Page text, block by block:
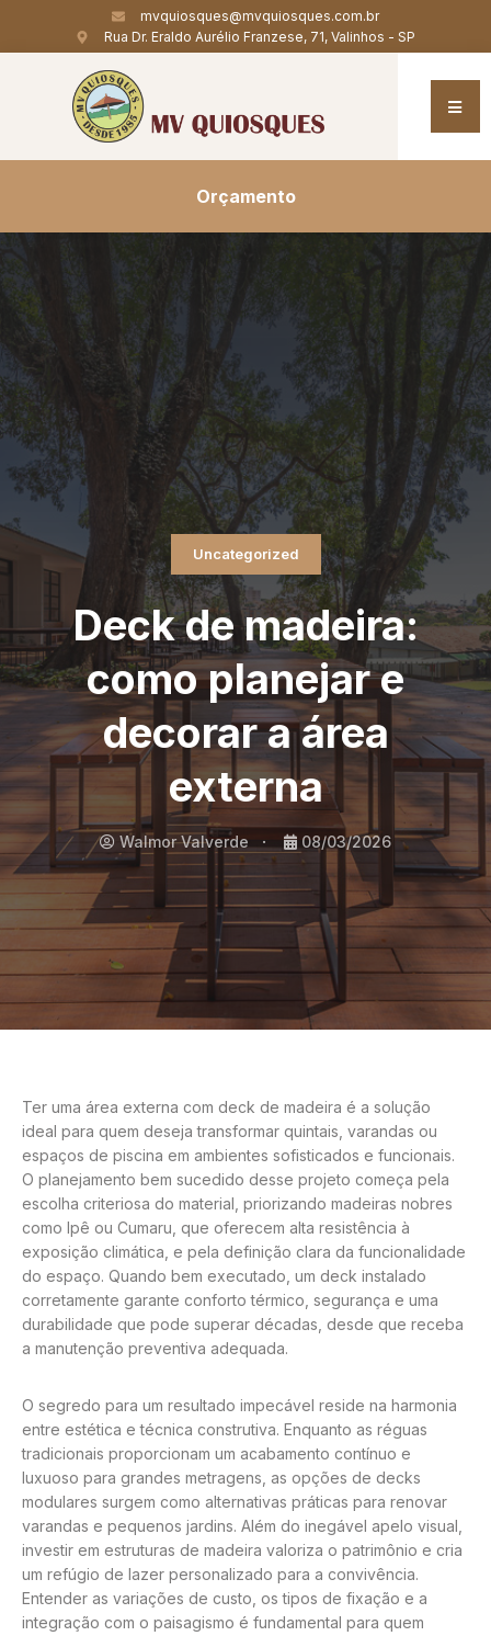
mvquiosques@mvquiosques.com.br
Rua Dr. Eraldo Aurélio Franzese, 71, Valinhos - SP
Orçamento
Uncategorized
Deck de madeira:
como planejar e
decorar a área
externa
Walmor Valverde 08/03/2026
Ter uma área externa com deck de madeira é a solução
ideal para quem deseja transformar quintais, varandas ou
espaços de piscina em ambientes sofisticados e funcionais.
O planejamento bem sucedido desse projeto começa pela
escolha criteriosa do material, priorizando madeiras nobres
como Ipê ou Cumaru, que oferecem alta resistência à
exposição climática, e pela definição clara da funcionalidade
do espaço. Quando bem executado, um deck instalado
corretamente garante conforto térmico, segurança e uma
durabilidade que pode superar décadas, desde que receba
a manutenção preventiva adequada.
O segredo para um resultado impecável reside na harmonia
entre estética e técnica construtiva. Enquanto as réguas
tradicionais proporcionam um acabamento contínuo e
luxuoso para grandes metragens, as opções de decks
modulares surgem como alternativas práticas para renovar
varandas e pequenos jardins. Além do inegável apelo visual,
investir em estruturas de madeira valoriza o patrimônio e cria
um refúgio de lazer personalizado para a convivência.
Entender as variações de custo, os tipos de fixação e a
integração com o paisagismo é fundamental para quem